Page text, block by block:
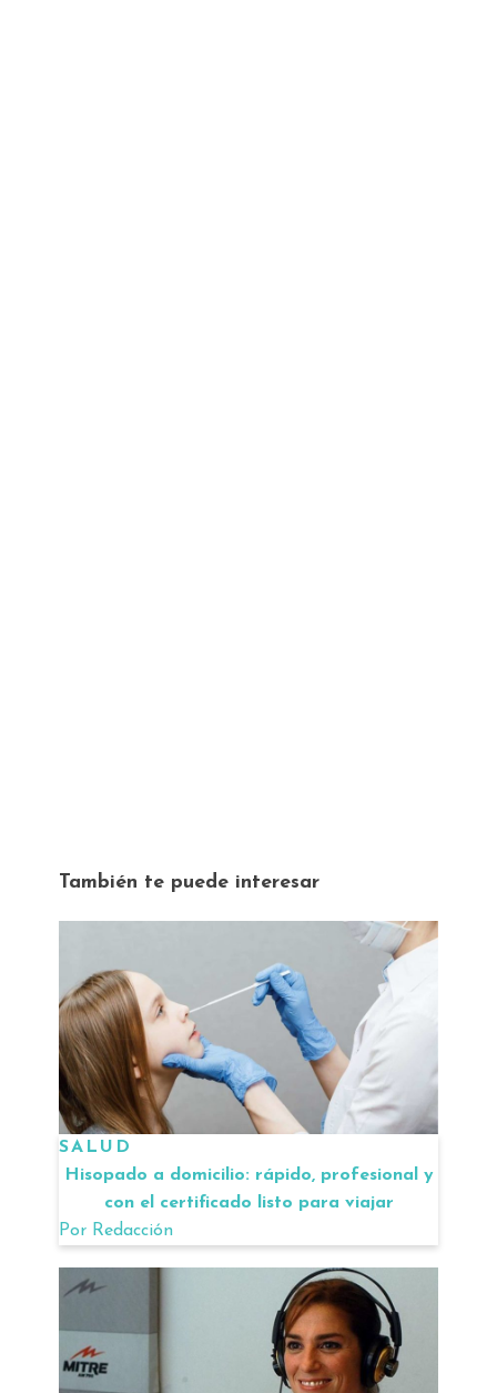
También te puede interesar
SALUD
Hisopado a domicilio: rápido, profesional y
con el certificado listo para viajar
Por Redacción